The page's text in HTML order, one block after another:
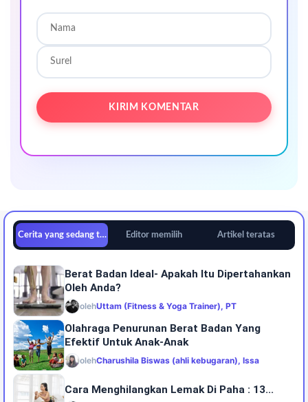
Cerita yang sedang tren Editor memilih Artikel teratas
Berat Badan Ideal- Apakah Itu Dipertahankan
Oleh Anda?
olehUttam (Fitness & Yoga Trainer), PT
Olahraga Penurunan Berat Badan Yang
Efektif Untuk Anak-Anak
olehCharushila Biswas (ahli kebugaran), Issa
Cara Menghilangkan Lemak Di Paha : 13...